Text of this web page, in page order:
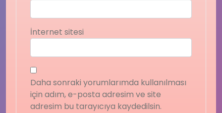
İnternet sitesi
Daha sonraki yorumlarımda kullanılması
için adım, e-posta adresim ve site
adresim bu tarayıcıya kaydedilsin.